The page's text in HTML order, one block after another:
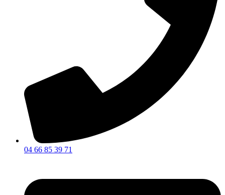
04 66 85 39 71